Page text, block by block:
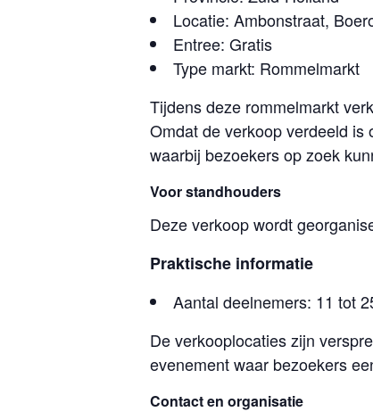
Locatie: Ambonstraat,
Entree: Gratis
Type markt: Rommelmarkt
Tijdens deze rommelmarkt
Omdat de verkoop verdeeld
waarbij bezoekers op zoek
Voor standhouders
Deze verkoop wordt
Praktische informatie
Aantal deelnemers: 11 tot
De verkooplocaties zijn
evenement waar bezoekers
Contact en organisatie